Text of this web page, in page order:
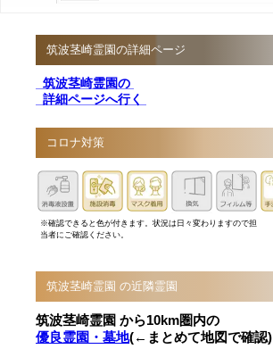
筑波茎崎霊園の詳細ページ
筑波茎崎霊園の
詳細ページへ行く
コロナ対策
※確認できると色が付きます。状況は日々変わりますので担
当者にご確認ください。
筑波茎崎霊園 の近隣霊園
筑波茎崎霊園 から10km圏内の
優良霊園・墓地(←まとめて地図で確認)